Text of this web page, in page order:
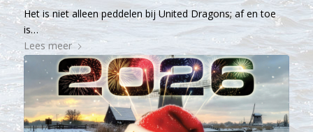
Het is niet alleen peddelen bij United Dragons; af en toe
is…
Lees meer